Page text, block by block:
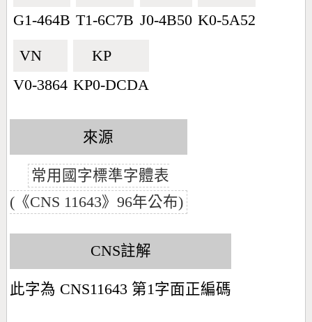
G1-464B T1-6C7B J0-4B50 K0-5A52
VN🇻🇳
V0-3864
KP🇰🇵
KP0-DCDA
來源
常用國字標準字體表
(《CNS 11643》96年公布)
CNS註解
此字為 CNS11643 第1字面正編碼